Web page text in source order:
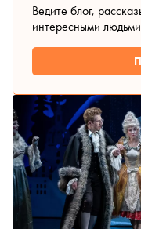
Ведите блог,
интересными